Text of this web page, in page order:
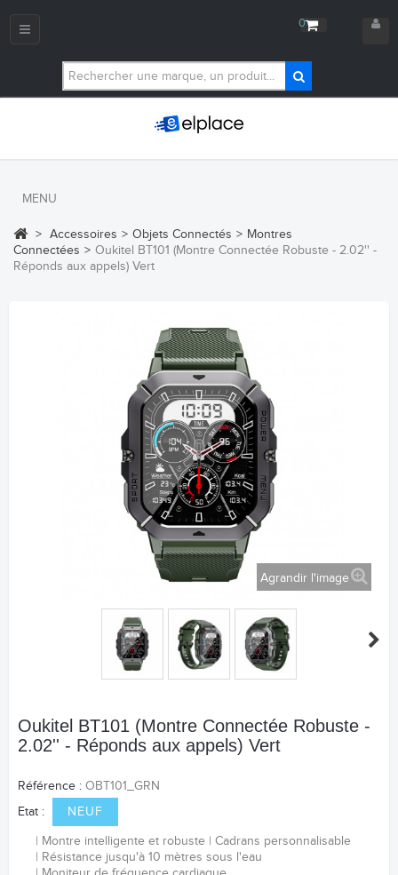
0
Navigation
MENU
> Accessoires > Objets Connectés > Montres
Connectées > Oukitel BT101 (Montre Connectée Robuste - 2.02'' -
Réponds aux appels) Vert
Agrandir l'image
Oukitel BT101 (Montre Connectée Robuste -
2.02'' - Réponds aux appels) Vert
Référence : OBT101_GRN
Etat :
NEUF
Montre intelligente et robuste
Cadrans personnalisable
Résistance jusqu'à 10 mètres sous l'eau